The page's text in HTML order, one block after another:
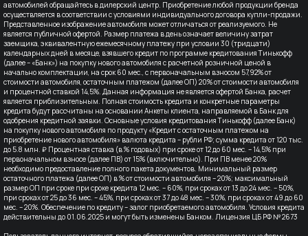
автомобилей обращайтесь в дилерский центр. Приобретение любой продукции бренда
осуществляется в соответствии с условиями индивидуального договора купли-продажи.
Представленное изображение автомобиля может отличаться от реализуемого. Не
является публичной офертой. Размер платежа в день означает величину затрат
заемщика, эквивалентную ежемесячному платежу при условии 30 (тридцати)
календарных дней в месяце, взявшего кредит по программе кредитования Тинькофф
(далее – «Банк») на покупку нового автомобиля с расчетной розничной ценой в
начально комплектации, на срок 60 мес., с первоначальным взносом 57,92% от
стоимости автомобиля, остаточным платежом (далее ОП) 20% от стоимости автомобиля
и процентной ставкой 14,5%. Данная информация не является офертой Банка, расчет
является приблизительным. Полная стоимость кредита и конкретные параметры
кредита будут рассчитаны на основании Анкеты клиента, направляемой в Банк для
одобрения кредитной заявки. Основные условия кредитования Тинькофф (далее Банк)
на покупку нового автомобиля по продукту «Кредит с остаточным платежом на
приобретение нового автомобиля» валюта кредита – рубли РФ; сумма кредита от 120 тыс.
до 5.8 млн. ₽ Процентная ставка (в % годовых) при сроке от 12 до 60 мес. – 14,5% при
первоначальном взносе (далее ПВ) от 15% (включительно). При ПВ менее 20%
необходимо предоставление полного пакета документов. Минимальный размер
остаточного платежа (далее ОП) в % от стоимости автомобиля – 20%; максимальный
размер ОП при сроке при сроке кредита 12 мес. – 60%, при сроках от 13 до 24 мес. – 50%,
при сроках от 25 до 36 мес. – 45%, при сроках от 37 до 48 мес. – 30%, при сроках от 49 до 60
мес. – 20%. Обеспечение по кредиту – залог приобретаемого автомобиля. Условия кредита
действительны до 01.06.2025 и могут быть изменены Банком. Лицензия ЦБ РФ № 2673